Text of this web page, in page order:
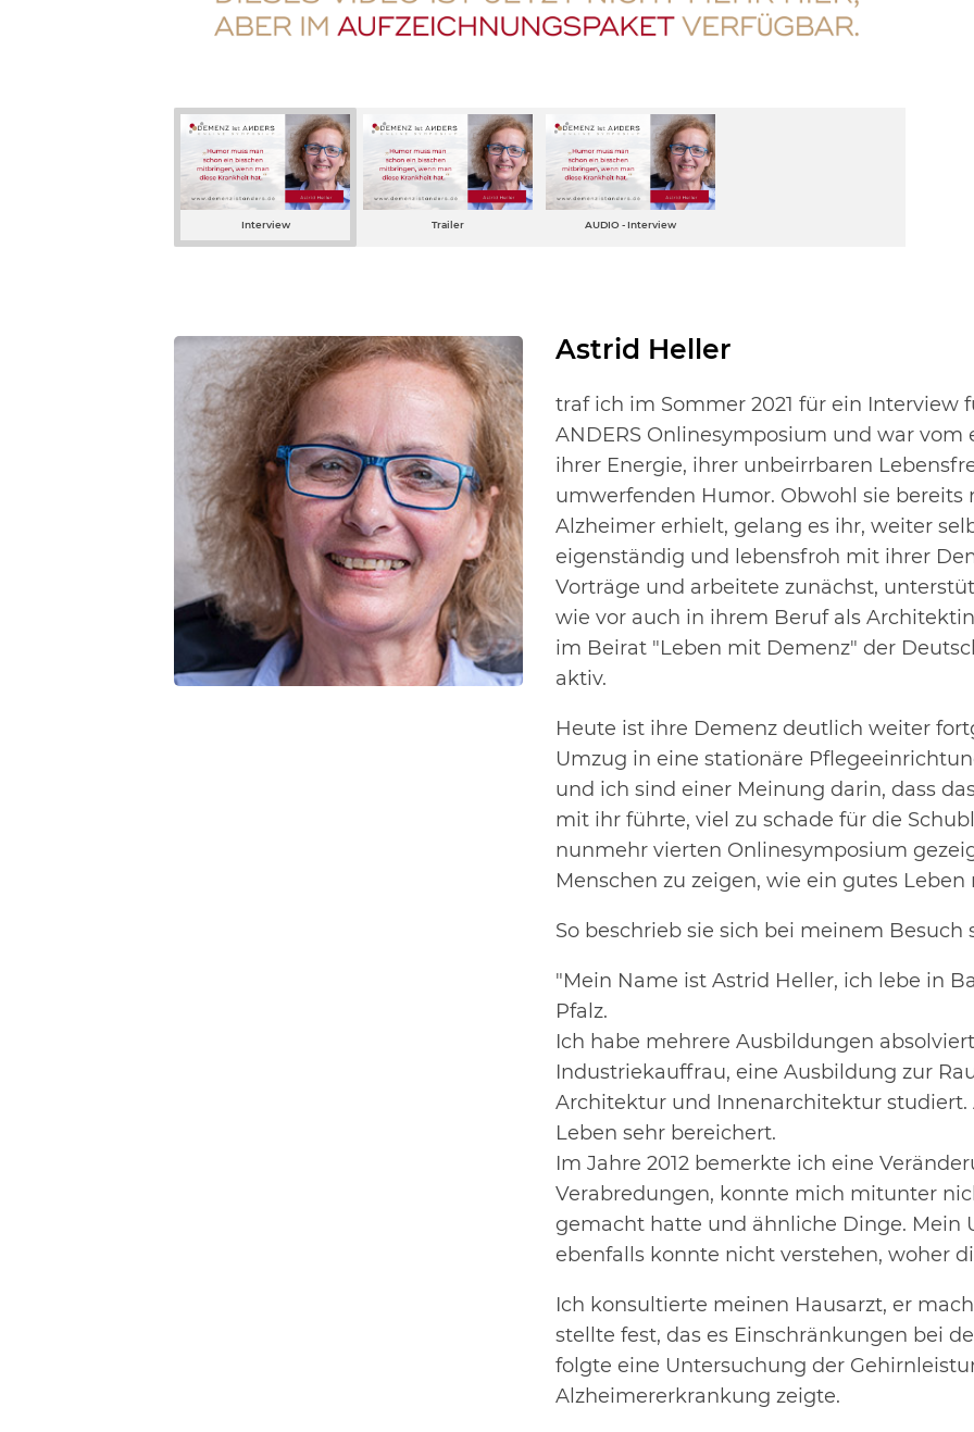
Interview Trailer AUDIO - Interview
Astrid Heller
traf ich im Sommer 2021 für ein Interview
ANDERS Onlinesymposium und war
ihrer Energie, ihrer unbeirrbaren
umwerfenden Humor. Obwohl sie bereits
Alzheimer erhielt, gelang es ihr, weiter
eigenständig und lebensfroh mit ihrer
Vorträge und arbeitete zunächst,
wie vor auch in ihrem Beruf als
im Beirat "Leben mit Demenz" der
aktiv.
Heute ist ihre Demenz deutlich weiter
Umzug in eine stationäre
und ich sind einer Meinung darin, dass
mit ihr führte, viel zu schade für die
nunmehr vierten Onlinesymposium
Menschen zu zeigen, wie ein gutes
So beschrieb sie sich bei meinem Besuch
"Mein Name ist Astrid Heller, ich lebe in
Pfalz.
Ich habe mehrere Ausbildungen
Industriekauffrau, eine Ausbildung zur
Architektur und Innenarchitektur studiert.
Leben sehr bereichert.
Im Jahre 2012 bemerkte ich eine
Verabredungen, konnte mich mitunter
gemacht hatte und ähnliche Dinge. Mein
ebenfalls konnte nicht verstehen, woher
Ich konsultierte meinen Hausarzt, er
stellte fest, das es Einschränkungen bei
folgte eine Untersuchung der
Alzheimererkrankung zeigte.